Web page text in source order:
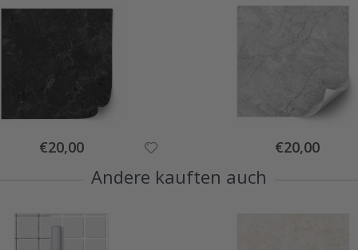
Special
Price
€20,00 Special
Price
€20,00
Andere kauften auch